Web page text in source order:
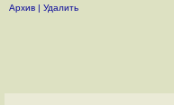
Архив | Удалить